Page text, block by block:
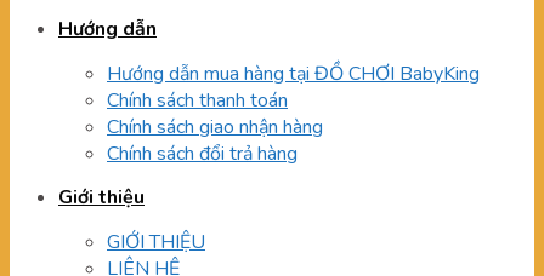
Hướng dẫn
Hướng dẫn mua hàng tại ĐỒ CHƠI BabyKing
Chính sách thanh toán
Chính sách giao nhận hàng
Chính sách đổi trả hàng
Giới thiệu
GIỚI THIỆU
LIÊN HỆ